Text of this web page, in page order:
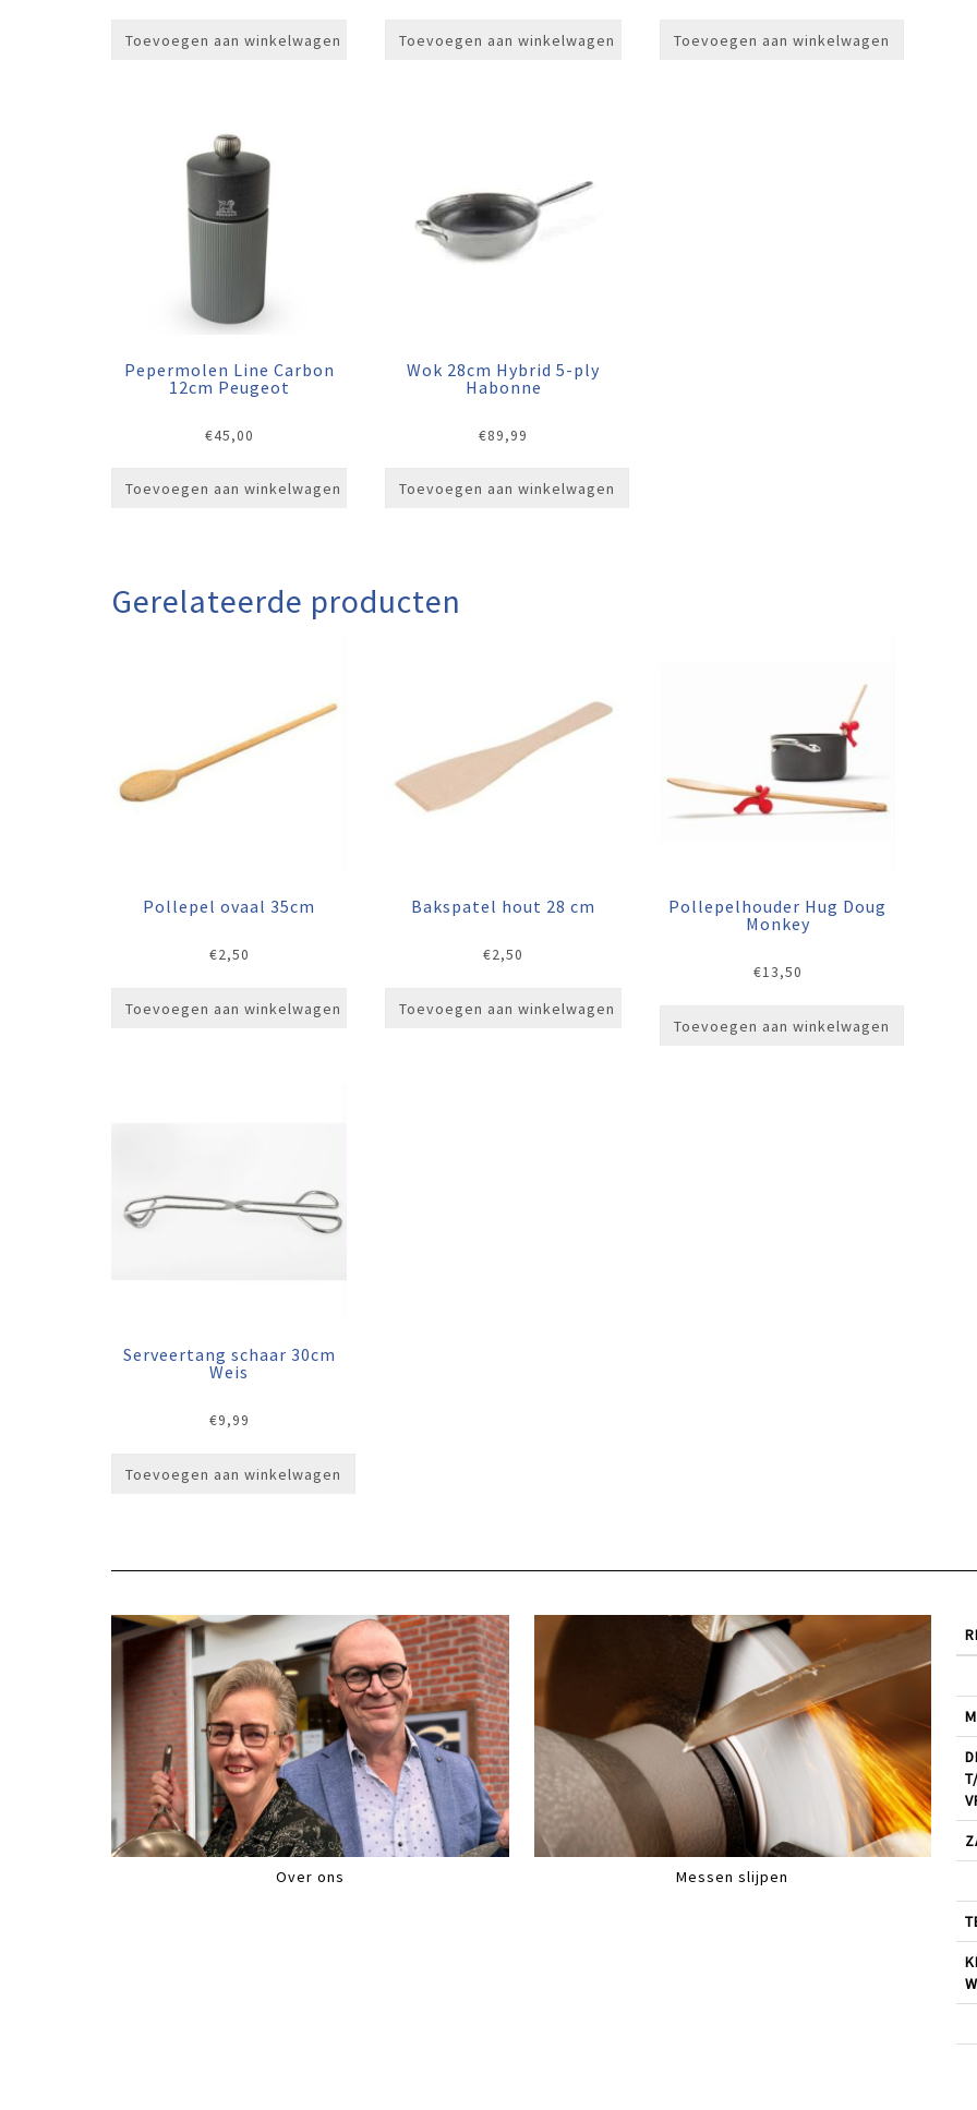
Toevoegen aan winkelwagen Toevoegen aan winkelwagen Toevoegen aan winkelwagen
Pepermolen Line Carbon
12cm Peugeot
€45,00
Toevoegen aan winkelwagen
Wok 28cm Hybrid 5-ply
Habonne
€89,99
Toevoegen aan winkelwagen
Gerelateerde producten
Pollepel ovaal 35cm
€2,50
Toevoegen aan winkelwagen
Bakspatel hout 28 cm
€2,50
Toevoegen aan winkelwagen
Pollepelhouder Hug Doug
Monkey
€13,50
Toevoegen aan winkelwagen
Serveertang schaar 30cm
Weis
€9,99
Toevoegen aan winkelwagen
Over ons Messen slijpen